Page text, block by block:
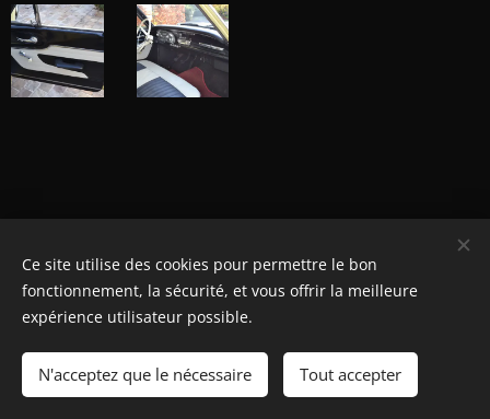
© Henri's classics
Cookies
Langues
Nederlands
American English Français
Ce site utilise des cookies pour permettre le bon
fonctionnement, la sécurité, et vous offrir la meilleure
expérience utilisateur possible.
N'acceptez que le nécessaire Tout accepter